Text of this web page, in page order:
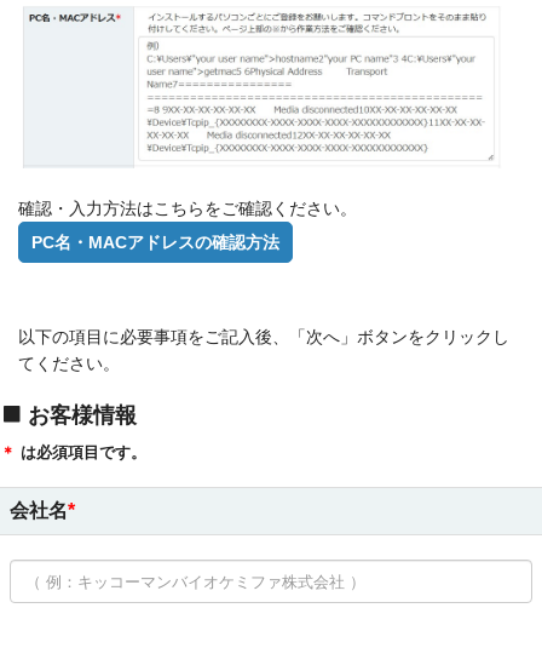
確認・入力方法はこちらをご確認ください。
PC名・MACアドレスの確認方法
以下の項目に必要事項をご記入後、「次へ」ボタンをクリックし
てください。
お客様情報
＊ は必須項目です。
会社名